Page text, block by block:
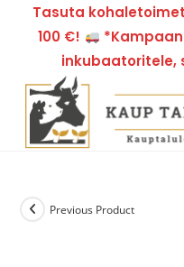
Tasuta
100 €!
inkubaatoritele,
Previous Product